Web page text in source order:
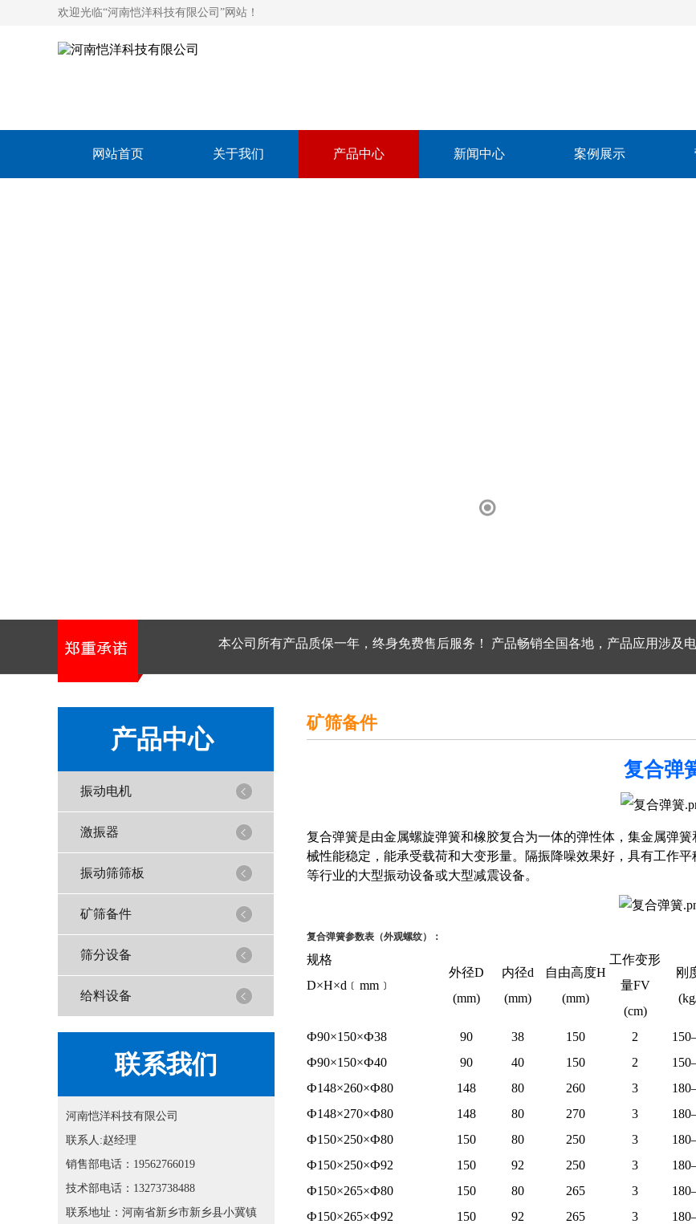
欢迎光临“河南恺洋科技有限公司”网站！
网站首页 关于我们 产品中心 新闻中心 案例展示
本公司所有产品质保一年，终身免费售后服务！ 产品畅销全国各地，产品应用涉及
产品中心
振动电机
激振器
振动筛筛板
矿筛备件
筛分设备
给料设备
联系我们
河南恺洋科技有限公司
联系人:赵经理
销售部电话：19562766019
技术部电话：13273738488
联系地址：河南省新乡市新乡县小冀镇
矿筛备件
复合弹
复合弹簧是由金属螺旋弹簧和橡胶复合为一体的弹性体，集金属弹
械性能稳定，能承受载荷和大变形量。隔振降噪效果好，具有工作
等行业的大型振动设备或大型减震设备。
复合弹簧参数表（外观螺纹）：
规格
D×H×d﹝mm﹞
外径D
(mm)
内径d
(mm)
自由高度H
(mm)
工作变形
量FV
(cm)
刚
Ф90×150×Ф38 90 38 150 2
Ф90×150×Ф40
90 40 150 2
Ф148×260×Ф80
148 80 260 3
Ф148×270×Ф80
148 80 270 3
Ф150×250×Ф80
150 80 250 3
Ф150×250×Ф92
150 92 250 3
Ф150×265×Ф80
150 80 265 3
Ф150×265×Ф92
150 92 265 3